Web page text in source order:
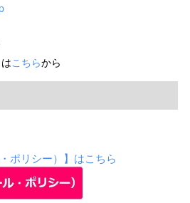
こちらから
ポリシー）】はこちら